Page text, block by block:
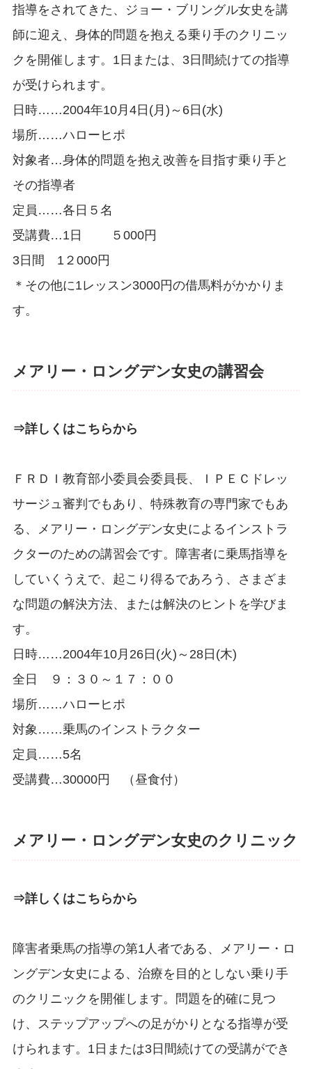
指導をされてきた、ジョー・ブリングル女史を講
師に迎え、身体的問題を抱える乗り手のクリニッ
クを開催します。1日または、3日間続けての指導
が受けられます。
日時……2004年10月4日(月)～6日(水)
場所……ハローヒポ
対象者…身体的問題を抱え改善を目指す乗り手と
その指導者
定員……各日５名
受講費…1日 ５000円
3日間 1２000円
＊その他に1レッスン3000円の借馬料がかかりま
す。
メアリー・ロングデン女史の講習会
⇒詳しくはこちらから
ＦＲＤＩ教育部小委員会委員長、ＩＰＥＣドレッ
サージュ審判でもあり、特殊教育の専門家でもあ
る、メアリー・ロングデン女史によるインストラ
クターのための講習会です。障害者に乗馬指導を
していくうえで、起こり得るであろう、さまざま
な問題の解決方法、または解決のヒントを学びま
す。
日時……2004年10月26日(火)～28日(木)
全日 ９：３０～１７：００
場所……ハローヒポ
対象……乗馬のインストラクター
定員……5名
受講費…30000円 （昼食付）
メアリー・ロングデン女史のクリニック
⇒詳しくはこちらから
障害者乗馬の指導の第1人者である、メアリー・ロ
ングデン女史による、治療を目的としない乗り手
のクリニックを開催します。問題を的確に見つ
け、ステップアップへの足がかりとなる指導が受
けられます。1日または3日間続けての受講ができ